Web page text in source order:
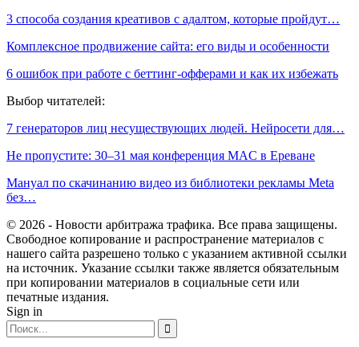
3 способа создания креативов с адалтом, которые пройдут…
Комплексное продвижение сайта: его виды и особенности
6 ошибок при работе с беттинг-офферами и как их избежать
Выбор читателей:
7 генераторов лиц несуществующих людей. Нейросети для…
Не пропустите: 30–31 мая конференция MAC в Ереване
Мануал по скачинанию видео из библиотеки рекламы Meta
без…
© 2026 - Новости арбитража трафика. Все права защищены.
Свободное копирование и распространение материалов с
нашего сайта разрешено только с указанием активной ссылки
на источник. Указание ссылки также является обязательным
при копировании материалов в социальные сети или
печатные издания.
Sign in